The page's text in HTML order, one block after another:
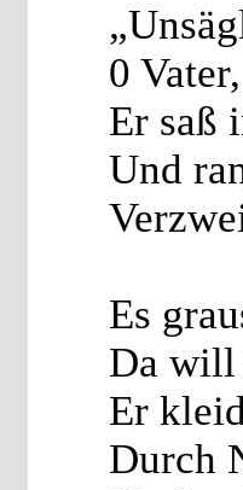
0
Er saß
Und
Es
Da will
Er
Durch